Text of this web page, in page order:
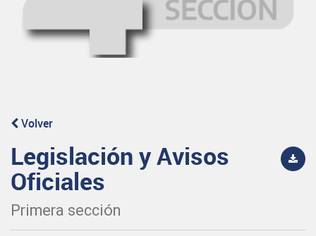
Volver
Legislación y Avisos
Oficiales
Primera sección